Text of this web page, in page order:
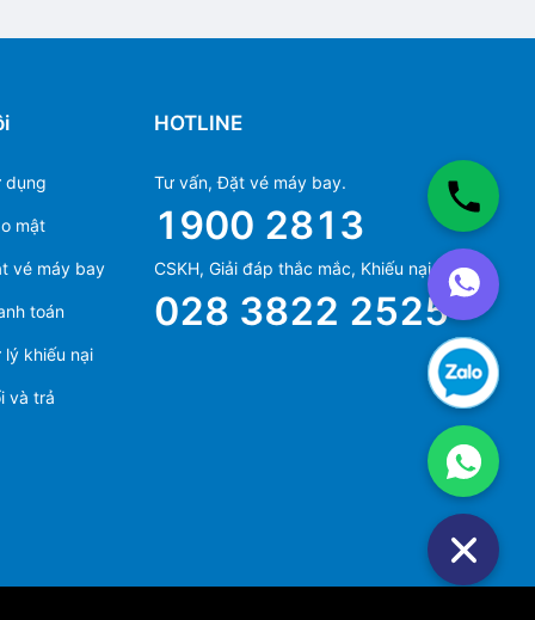
dụng
mật
vé máy bay
toán
lý khiếu nại
và trả
HOTLINE
Tư vấn, Đặt vé máy bay.
1900 2813
CSKH, Giải đáp thắc mắc, Khiếu nại.
028 3822 2525
Ms Hằng
(+84) 70 854 1213
Ms Huỳnh